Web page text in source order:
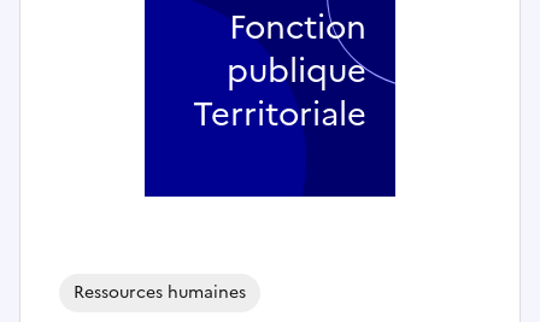
Ressources humaines
Fonction
publique
Territoriale